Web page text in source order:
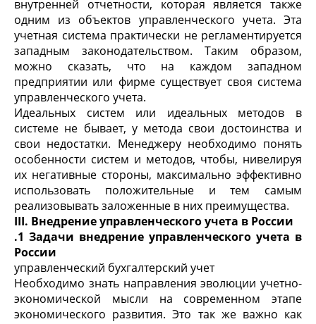
внутренней отчетности, которая является также
одним из объектов управленческого учета. Эта
учетная система практически не регламентируется
западным законодательством. Таким образом,
можно сказать, что на каждом западном
предприятии или фирме существует своя система
управленческого учета.
Идеальных систем или идеальных методов в
системе не бывает, у метода свои достоинства и
свои недостатки. Менеджеру необходимо понять
особенности систем и методов, чтобы, нивелируя
их негативные стороны, максимально эффективно
использовать положительные и тем самым
реализовывать заложенные в них преимущества.
III. Внедрение управленческого учета в России
.1 Задачи внедрение управленческого учета в
России
управленческий бухгалтерский учет
Необходимо знать направления эволюции учетно-
экономической мысли на современном этапе
экономического развития. Это так же важно как